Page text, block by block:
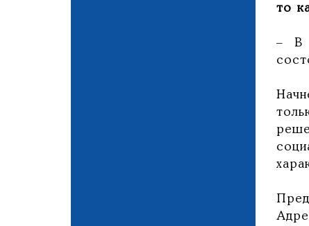
то
– В